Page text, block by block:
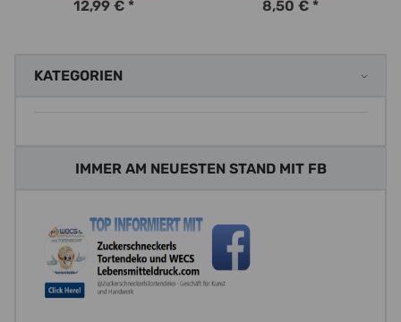
12,99 € * 8,50 € *
KATEGORIEN
IMMER AM NEUESTEN STAND MIT FB